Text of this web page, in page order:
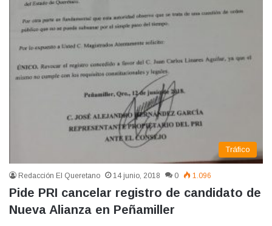
Tráfico
Redacción El Queretano 14 junio, 2018 0 1.096
Pide PRI cancelar registro de candidato de
Nueva Alianza en Peñamiller